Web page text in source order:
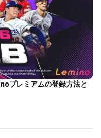
プレミアムの登録方法と